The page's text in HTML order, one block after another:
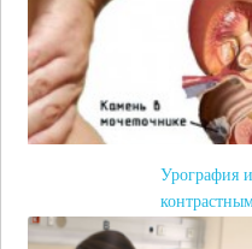
Урография